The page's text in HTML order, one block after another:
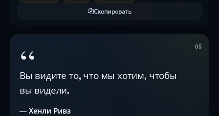
Скопировать
05
“
Вы видите то, что мы хотим, чтобы
вы видели.
— Хенли Ривз